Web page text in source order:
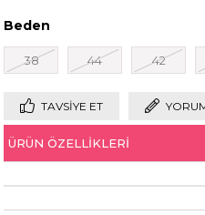
Beden
38 44 42
TAVSIYE ET
ÜRÜN ÖZELLIKLERI